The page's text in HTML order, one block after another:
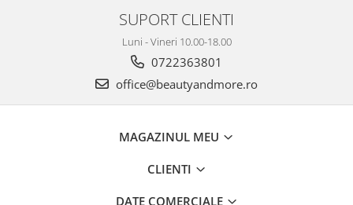
SUPORT CLIENTI
Luni - Vineri 10.00-18.00
0722363801
office@beautyandmore.ro
MAGAZINUL MEU
CLIENTI
DATE COMERCIALE